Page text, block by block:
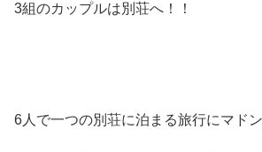
3組のカップルは別荘へ！！
6人で一つの別荘に泊まる旅行にマド